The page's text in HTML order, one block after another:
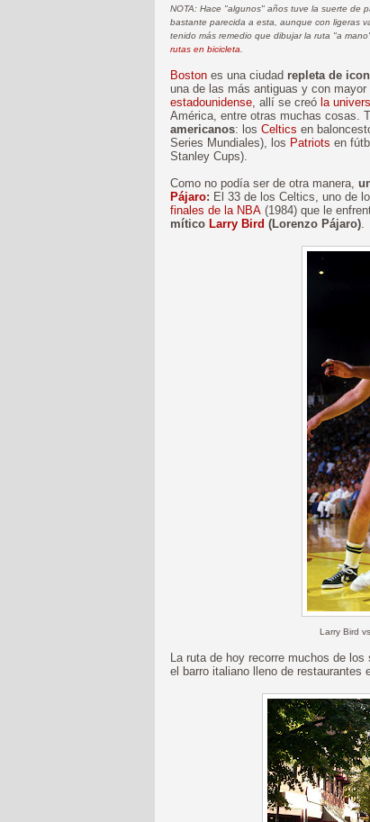
NOTA: Hace "algunos" años tuve la suerte de
bastante parecida a esta, aunque con ligeras
tenido más remedio que dibujar la ruta "a
rutas en bicicleta
Boston es una ciudad repleta de
una de las más antiguas y con
estadounidense , allí se creó la
América, entre otras muchas cosas.
americanos: los Celtics en
Series Mundiales), los Patriots en
Stanley Cups).
Como no podía ser de otra manera,
Pájaro: El 33 de los Celtics, uno de
finales de la NBA (1984) que le
mítico Larry Bird (Lorenzo Pájaro)
Larry Bird
La ruta de hoy recorre muchos de
el barro italiano lleno de restaurantes